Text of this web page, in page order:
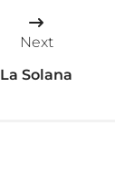
Next
La Solana